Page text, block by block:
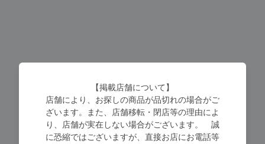
【掲載店舗について】
店舗により、お探しの商品が品切れの場合がご
ざいます。また、店舗移転・閉店等の理由によ
り、店舗が実在しない場合がございます。 誠
に恐縮ではございますが、直接お店にお電話等